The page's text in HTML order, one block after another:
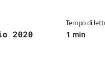
2020
Tempo di
1 min